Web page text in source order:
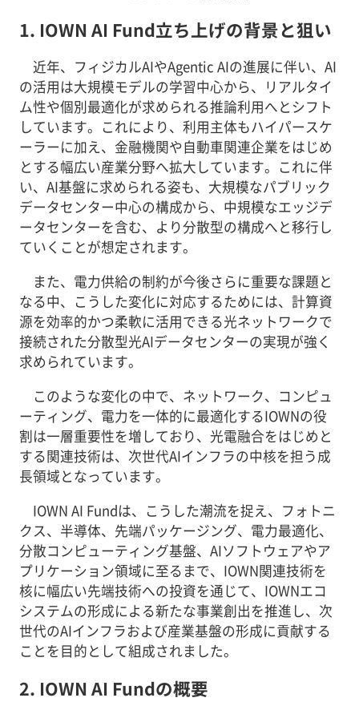
1. IOWN AI Fund立ち上げの背景と狙い
近年、フィジカルAIやAgentic AIの進展に伴い、AI
の活用は大規模モデルの学習中心から、リアルタイ
ム性や個別最適化が求められる推論利用へとシフト
しています。これにより、利用主体もハイパースケ
ーラーに加え、金融機関や自動車関連企業をはじめ
とする幅広い産業分野へ拡大しています。これに伴
い、AI基盤に求められる姿も、大規模なパブリック
データセンター中心の構成から、中規模なエッジデ
ータセンターを含む、より分散型の構成へと移行し
ていくことが想定されます。
また、電力供給の制約が今後さらに重要な課題と
なる中、こうした変化に対応するためには、計算資
源を効率的かつ柔軟に活用できる光ネットワークで
接続された分散型光AIデータセンターの実現が強く
求められています。
このような変化の中で、ネットワーク、コンピュ
ーティング、電力を一体的に最適化するIOWNの役
割は一層重要性を増しており、光電融合をはじめと
する関連技術は、次世代AIインフラの中核を担う成
長領域となっています。
IOWN AI Fundは、こうした潮流を捉え、フォトニ
クス、半導体、先端パッケージング、電力最適化、
分散コンピューティング基盤、AIソフトウェアやア
プリケーション領域に至るまで、IOWN関連技術を
核に幅広い先端技術への投資を通じて、IOWNエコ
システムの形成による新たな事業創出を推進し、次
世代のAIインフラおよび産業基盤の形成に貢献する
ことを目的として組成されました。
2. IOWN AI Fundの概要